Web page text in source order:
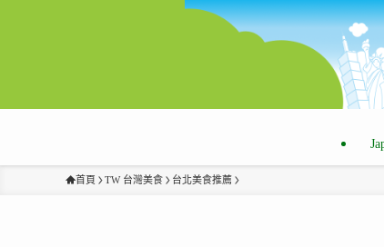
首頁 TW 台灣美食 台北美食推薦